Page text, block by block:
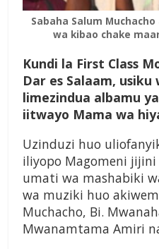
Sabaha Salum
wa kibao chake
Kundi la First Class
Dar es Salaam,
limezindua albamu
iitwayo Mama wa
Uzinduzi huo
iliyopo Magomeni
umati wa mashabiki
wa muziki huo
Muchacho, Bi.
Mwanamtama Amiri